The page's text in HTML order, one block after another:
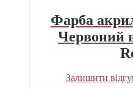
Фарба
Червоний
Залишити